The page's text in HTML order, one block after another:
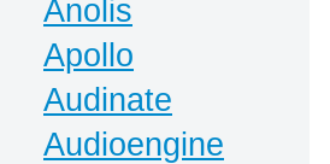
Anolis
Apollo
Audinate
Audioengine